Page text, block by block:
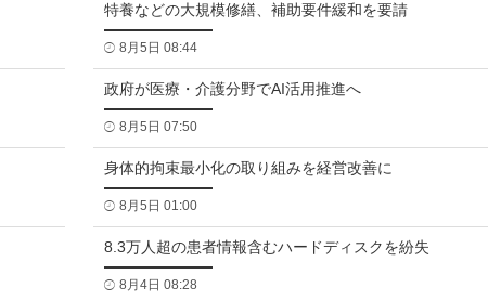
特養などの大規模修繕、補助要件緩和を要請
8月5日 08:44
政府が医療・介護分野でAI活用推進へ
8月5日 07:50
身体的拘束最小化の取り組みを経営改善に
8月5日 01:00
8.3万人超の患者情報含むハードディスクを紛失
8月4日 08:28